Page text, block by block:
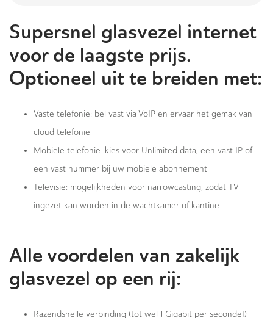
Supersnel glasvezel internet
voor de laagste prijs.
Optioneel uit te breiden met:
Vaste telefonie: bel vast via VoIP en ervaar het gemak van
cloud telefonie
Mobiele telefonie: kies voor Unlimited data, een vast IP of
een vast nummer bij uw mobiele abonnement
Televisie: mogelijkheden voor narrowcasting, zodat TV
ingezet kan worden in de wachtkamer of kantine
Alle voordelen van zakelijk
glasvezel op een rij:
Razendsnelle verbinding (tot wel 1 Gigabit per seconde!)